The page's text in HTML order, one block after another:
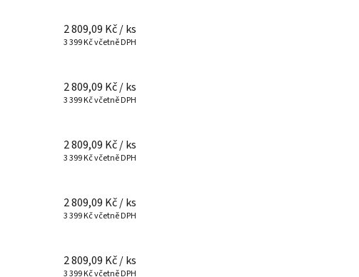
2 809,09 Kč/ ks
3 399 Kč včetně DPH
2 809,09 Kč/ ks
3 399 Kč včetně DPH
2 809,09 Kč/ ks
3 399 Kč včetně DPH
2 809,09 Kč/ ks
3 399 Kč včetně DPH
2 809,09 Kč/ ks
3 399 Kč včetně DPH